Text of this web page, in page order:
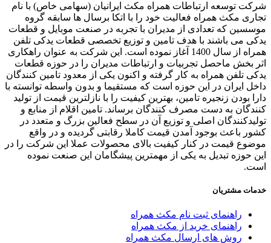
توسعه ارتباطات همراه مکث ایرانیان (سهامی خاص) با نام
مکث همراه فعالیت خود را با اتکا برسال ها سابقه گروه
که تعدادی از مدیران با تجربه در صنعت موبایل و قطعات
می باشند با هدف تامین و توزیع تخصصی قطعات یدکی تلفن
همراه از سال 1400 آغاز نموده است. این شرکت به عنوان راهکاری
بخش ماحصل تجربیات و ارتباطات مدیران را در حوزه قطعات
تلفن همراه به کار گرفته و اکنون یکی از معدود تامین کنندگان
ایران در این حوزه است که مستقیما و بدون واسطه توانسته با
بودن زنجیره تامین، بهترین کیفیت را با نازلترین قیمت از تولید
به دست مصرف کنندگان برساند. تامین اقلام از منابع و
اصلی و توزیع آن در سطح فعالین بزرگ و متعدد در
باعث بوجود آمدن قیمت کاملا رقابتی گردیده و در واقع
قیمت در کنار کیفیت بالای محصولات عملا این شرکت را در
حوزه تبدیل به یکی از مهمترین پیشگامان این صنعت نموده
مشتریان
راهنمای ثبت نام مکث همراه
راهنمای خرید از مکث همراه
روش های ارسال مکث همراه